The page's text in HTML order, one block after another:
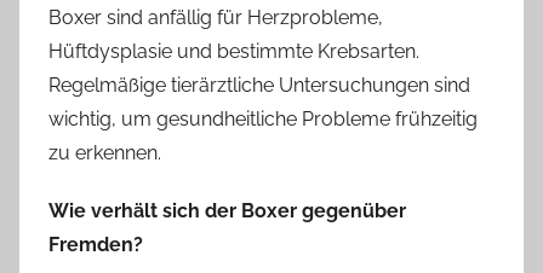
Boxer sind anfällig für Herzprobleme,
Hüftdysplasie und bestimmte Krebsarten.
Regelmäßige tierärztliche Untersuchungen sind
wichtig, um gesundheitliche Probleme frühzeitig
zu erkennen.
Wie verhält sich der Boxer gegenüber
Fremden?